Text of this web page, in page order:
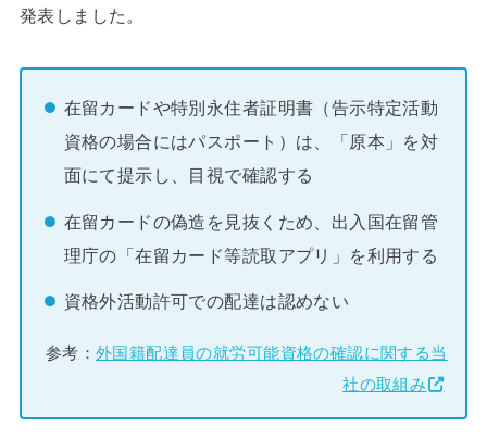
発表しました。
在留カードや特別永住者証明書（告示特定活動
資格の場合にはパスポート）は、「原本」を対
面にて提示し、目視で確認する
在留カードの偽造を見抜くため、出入国在留管
理庁の「在留カード等読取アプリ」を利用する
資格外活動許可での配達は認めない
参考： 外国籍配達員の就労可能資格の確認に関する当
社の取組み